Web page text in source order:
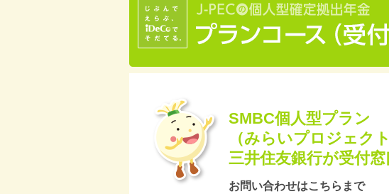
SMBC個人型プラン
（みらいプロジェク
三井住友銀行が受付
お問い合わせはこちらまで